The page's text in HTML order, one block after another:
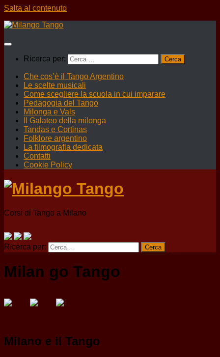
Salta al contenuto
Ricerca per:
Che cos’è il Tango Argentino
Le scelte musicali
Come scegliere la scuola in cui imparare
Pedagogia del Tango
Milonga e Vals
Il Galateo della milonga
Tandas e Cortinas
Folklore argentino
La filmografia dedicata
Contatti
Cookie Policy
Corsi di Tango a Milano
Ricerca per:
Milan go Tango
Milano e il Tango